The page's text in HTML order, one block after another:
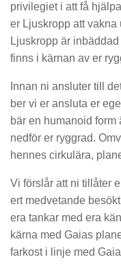
privilegiet i att få
er Ljuskropp att vakna
Ljuskropp är
finns i kärnan av er
Innan ni ansluter till
ber vi er ansluta er
bär en humanoid
nedför er ryggrad.
hennes cirkulära,
Vi förslår att ni tillåter
ert medvetande
era tankar med era
kärna med Gaias
farkost i linje med